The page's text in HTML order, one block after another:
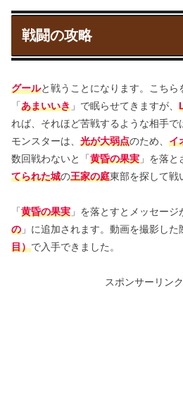
戦闘の攻略
グールと戦うことになります。こちら
「あまいいき 」で眠らせてきますが、
れば、それほど苦戦するような相手
モンスターは、 光が大弱点のため、 イ
数回戦わないと「黄昏の果実 」を落と
てられた城の王家の庭東部を探して戦
「黄昏の果実 」を落とすとメッセージ
の 」に追加されます。動画を撮影した
目）で入手できました。
スポンサーリン